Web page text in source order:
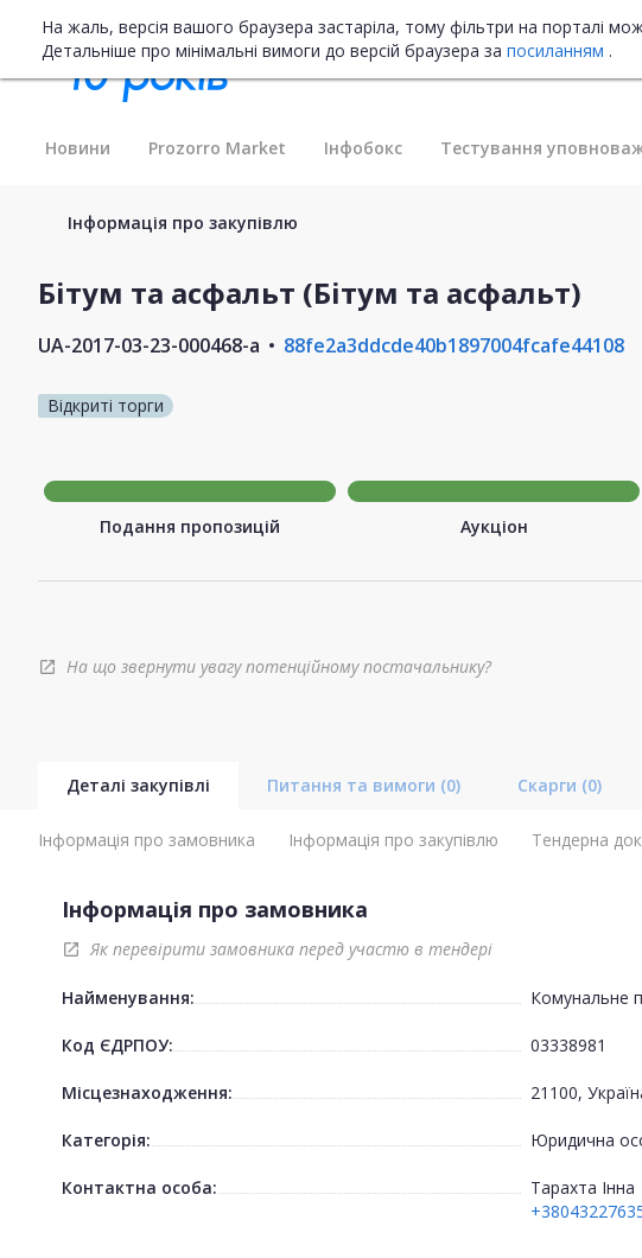
На жаль, версія вашого браузера застаріла, тому фільтри на порталі
Детальніше про мінімальні вимоги до версій браузера за посиланням .
Новини Prozorro Market Інфобокс Тестування
Інформація про закупівлю
Бітум та асфальт (Бітум та асфальт)
UA-2017-03-23-000468-a 88fe2a3ddcde40b1897004fcafe44108
Відкриті торги
Подання пропозицій Аукціон
open_in_new На що звернути увагу потенційному постачальнику?
Деталі закупівлі Питання та вимоги (0) Скарги (0)
Інформація про замовника Інформація про закупівлю Тендерна
Інформація про замовника
open_in_new Як перевірити замовника перед участю в тендері
Найменування: Комунальне
Код ЄДРПОУ: 03338981
Місцезнаходження: 21100,
Категорія: Юридична
Контактна особа:
Тарахта Інна